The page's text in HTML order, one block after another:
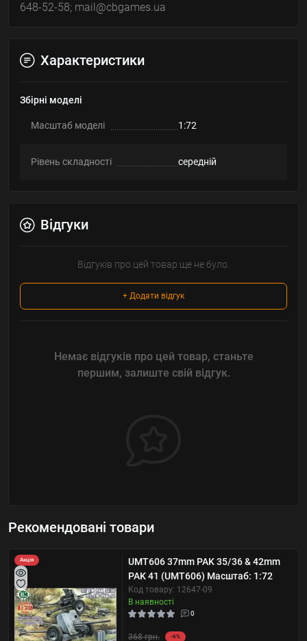
648-52-58; mail@cbgames.ua
Характеристики
Збірні моделі
Масштаб моделі 1:72
Рівень складності середній
Відгуки
Відгуків про цей товар ще не було.
+ Додати відгук
Немає відгуків про цей товар, станьте
першим, залиште свій відгук.
Рекомендовані товари
Акція
UMT606 37mm PAK 35/36 & 42mm
PAK 41 (UMT606) Масштаб: 1:72
Код товару: 12647-09
В наявності
0
368 грн. -6%